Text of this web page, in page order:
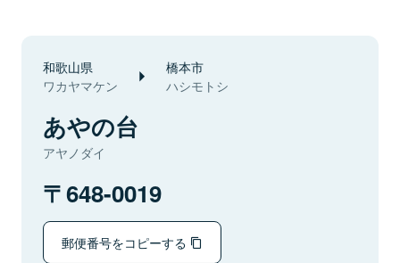
和歌山県
ワカヤマケン
橋本市
ハシモトシ
あやの台
アヤノダイ
648-0019
郵便番号をコピーする